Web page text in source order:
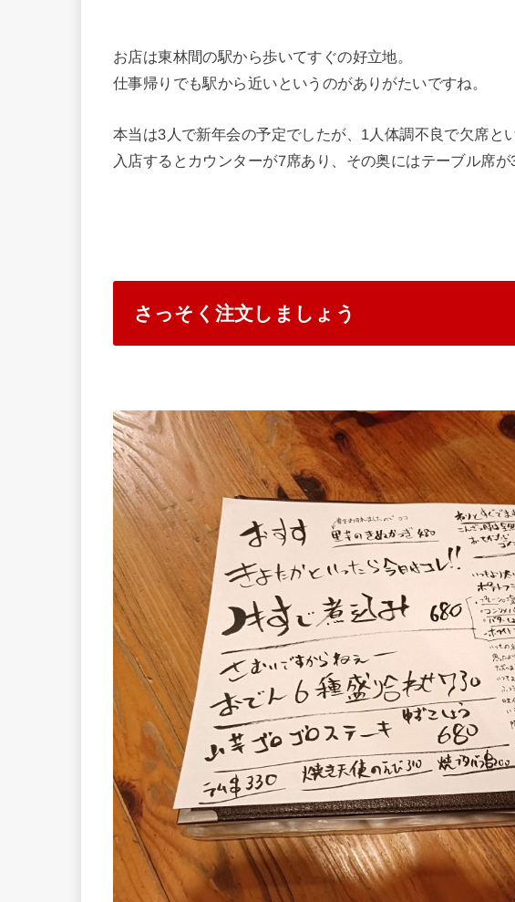
お店は東林間の駅から歩いてすぐの好立地。
仕事帰りでも駅から近いというのがありがたいですね。
本当は3人で新年会の予定でしたが、1人体調不良で欠席と
入店するとカウンターが7席あり、その奥にはテーブル席が
さっそく注文しましょう